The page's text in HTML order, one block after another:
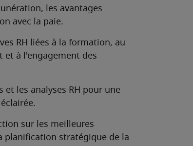
les avantages
avec la paie.
RH liées à la formation, au
et à l'engagement des
et les analyses RH pour une
sur les meilleures
planification stratégique de la